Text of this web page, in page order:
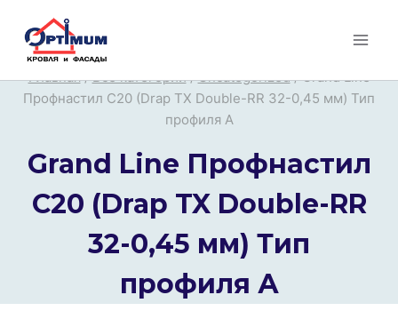
Перейти
Главная / Все категории / Uncategorized / Grand Line
Профнастил С20 (Drap TX Double-RR 32-0,45 мм) Тип
профиля А
Grand Line Профнастил
С20 (Drap TX Double-RR
32-0,45 мм) Тип
профиля А